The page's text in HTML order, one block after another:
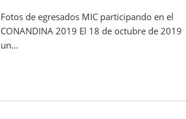
Fotos de egresados MIC participando en el
CONANDINA 2019 El 18 de octubre de 2019
un...